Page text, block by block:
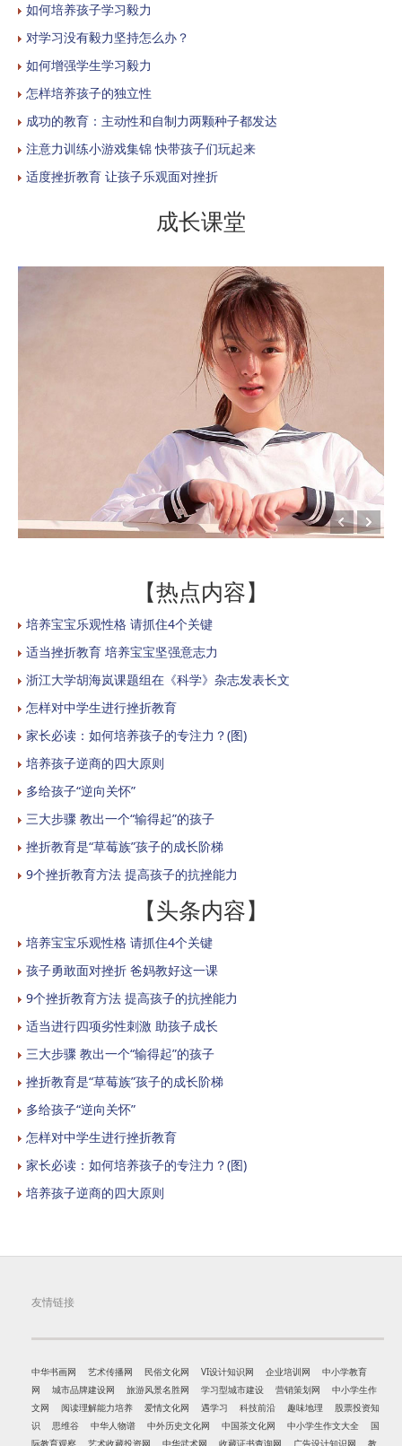
如何培养孩子学习毅力
对学习没有毅力坚持怎么办？
如何增强学生学习毅力
怎样培养孩子的独立性
成功的教育：主动性和自制力两颗种子都发达
注意力训练小游戏集锦 快带孩子们玩起来
适度挫折教育 让孩子乐观面对挫折
成长课堂
【热点内容】
培养宝宝乐观性格 请抓住4个关键
适当挫折教育 培养宝宝坚强意志力
浙江大学胡海岚课题组在《科学》杂志发表长文
怎样对中学生进行挫折教育
家长必读：如何培养孩子的专注力？(图)
培养孩子逆商的四大原则
多给孩子“逆向关怀”
三大步骤 教出一个“输得起”的孩子
挫折教育是“草莓族”孩子的成长阶梯
9个挫折教育方法 提高孩子的抗挫能力
【头条内容】
培养宝宝乐观性格 请抓住4个关键
孩子勇敢面对挫折 爸妈教好这一课
9个挫折教育方法 提高孩子的抗挫能力
适当进行四项劣性刺激 助孩子成长
三大步骤 教出一个“输得起”的孩子
挫折教育是“草莓族”孩子的成长阶梯
多给孩子“逆向关怀”
怎样对中学生进行挫折教育
家长必读：如何培养孩子的专注力？(图)
培养孩子逆商的四大原则
友情链接
中华书画网 艺术传播网 民俗文化网 VI设计知识网 企业培训网
中小学教育
网
城市品牌建设网 旅游风景名胜网 学习型城市建设 营销策划网
中小学生作
文网
阅读理解能力培养 爱情文化网 遇学习 科技前沿 趣味地理
股票投资知
识
思维谷 中华人物谱 中外历史文化网 中国茶文化网 中小学生作文大全
国
际教育观察
艺术收藏投资网 中华武术网 收藏证书查询网 广告设计知识网 教